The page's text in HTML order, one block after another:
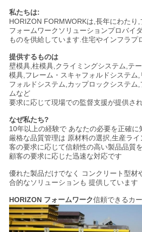
私たちは:
HORIZON FORMWORKは,長年にわたり
フォームワークソリューションプロバイ
ものを供給しています.住宅やインフラプ
提供するものは
壁模具,柱模具,クライミングシステム,テ
模具,フレーム・スキャフォルドシステム
フォルドシステム,カップロックシステム
ムなど
要求に応じて現場での監督支援が提供さ
なぜ私たち?
10年以上の経験で あなたの必要を正確に
厳格な品質管理は 原材料の選択,生産ラ
客の要求に応じて信頼性の高い製品品質
顧客の要求に応じた迅速な対応です
優れた製品だけでなく コンクリート型材
合的なソリューションも 提供しています
HORIZON フォームワーク信頼できるカ